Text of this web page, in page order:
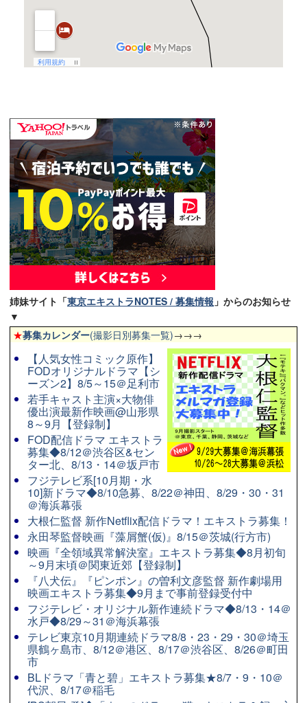
姉妹サイト「東京エキストラNOTES / 募集情報 」からのお知らせ
▼
★募集カレンダー(撮影日別募集一覧)→→→
【人気女性コミック原作】
FODオリジナルドラマ【シ
ーズン2】8/5～15＠足利市
若手キャスト主演×大物俳
優出演最新作映画@山形県
8～9月【登録制】
FOD配信ドラマ エキストラ
募集◆8/12＠渋谷区&セン
ター北、8/13・14＠坂戸市
フジテレビ系[10月期・水
10]新ドラマ◆8/10急募、8/22＠神田、8/29・30・31
＠海浜幕張
大根仁監督 新作Netflix配信ドラマ！エキストラ募集！
永田琴監督映画『藻屑蟹(仮)』8/15＠茨城(行方市)
映画『全領域異常解決室』エキストラ募集◆8月初旬
～9月末頃＠関東近郊【登録制】
『八犬伝』『ピンポン』の曽利文彦監督 新作劇場用
映画エキストラ募集◆9月まで事前登録受付中
フジテレビ・オリジナル新作連続ドラマ◆8/13・14＠
水戸◆8/29～31＠海浜幕張
テレビ東京10月期連続ドラマ8/8・23・29・30＠埼玉
県鶴ヶ島市、8/12＠港区、8/17＠渋谷区、8/26＠町田
市
BLドラマ「青と碧」エキストラ募集★8/7・9・10＠
代沢、8/17＠稲毛